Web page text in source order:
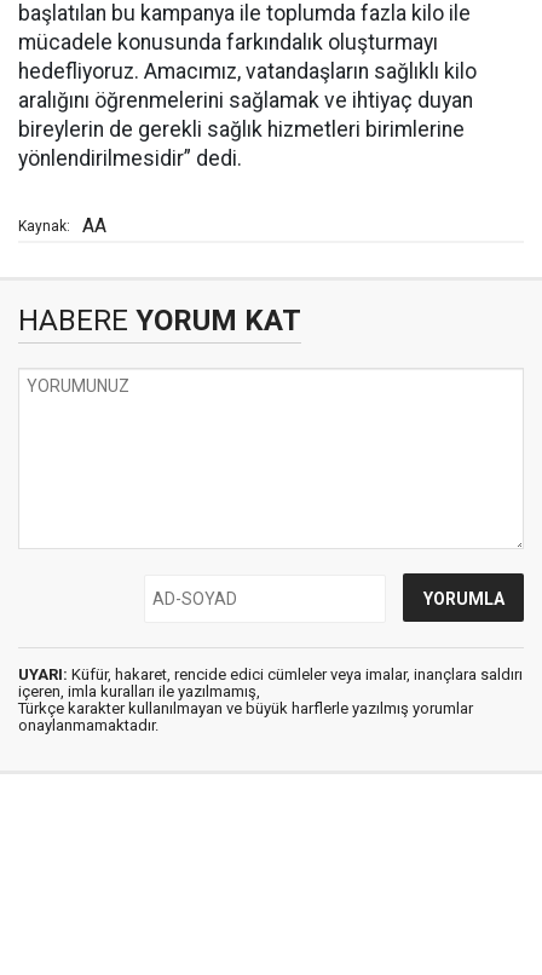
başlatılan bu kampanya ile toplumda fazla kilo ile
mücadele konusunda farkındalık oluşturmayı
hedefliyoruz. Amacımız, vatandaşların sağlıklı kilo
aralığını öğrenmelerini sağlamak ve ihtiyaç duyan
bireylerin de gerekli sağlık hizmetleri birimlerine
yönlendirilmesidir” dedi.
Kaynak: AA
HABERE YORUM KAT
UYARI: Küfür, hakaret, rencide edici cümleler veya imalar, inançlara saldırı
içeren, imla kuralları ile yazılmamış,
Türkçe karakter kullanılmayan ve büyük harflerle yazılmış yorumlar
onaylanmamaktadır.